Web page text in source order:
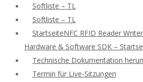
Softliste – TL
Softliste – TL
StartseiteNFC RFID Reader
Hardware & Software SDK –
Technische Dokumentation
Termin für Live-Sitzungen